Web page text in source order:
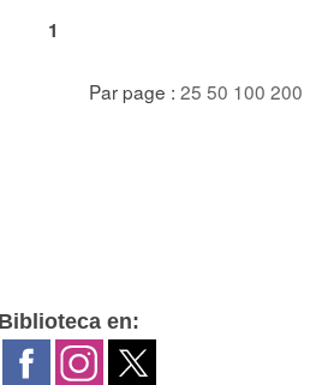
1
Par page : 25 50 100 200
en: